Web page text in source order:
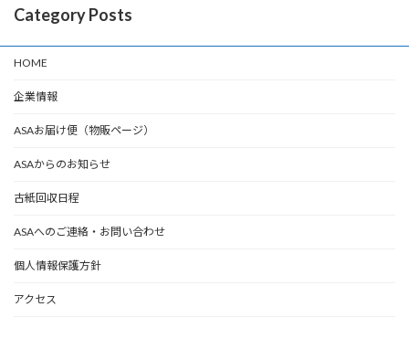
Category Posts
HOME
企業情報
ASAお届け便（物販ページ）
ASAからのお知らせ
古紙回収日程
ASAへのご連絡・お問い合わせ
個人情報保護方針
アクセス